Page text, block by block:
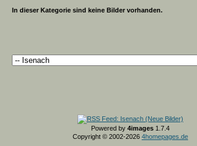
In dieser Kategorie sind keine Bilder vorhanden.
Powered by 4images 1.7.4
Copyright © 2002-2026 4homepages.de